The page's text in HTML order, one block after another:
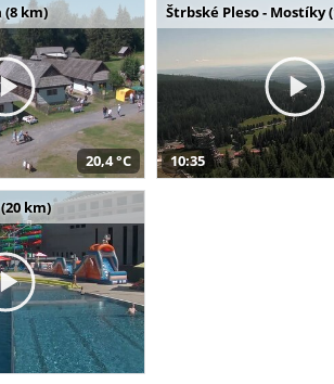
(8 km)
20,4 °C
Štrbské Pleso - Mostíky
10:35
km)